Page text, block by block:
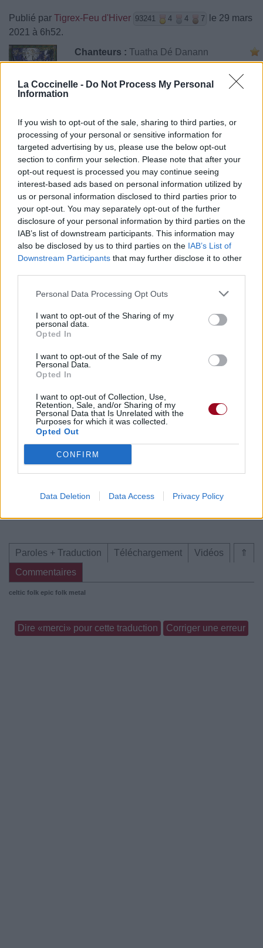
La Coccinelle - Do Not Process My Personal
Information
If you wish to opt-out of the sale, sharing to third parties, or
processing of your personal or sensitive information for
targeted advertising by us, please use the below opt-out
section to confirm your selection. Please note that after your
opt-out request is processed you may continue seeing
interest-based ads based on personal information utilized by
us or personal information disclosed to third parties prior to
your opt-out. You may separately opt-out of the further
disclosure of your personal information by third parties on the
IAB’s list of downstream participants. This information may
also be disclosed by us to third parties on the IAB’s List of
Downstream Participants that may further disclose it to other
Personal Data Processing Opt Outs
I want to opt-out of the Sharing of my
personal data.
Opted In
I want to opt-out of the Sale of my
Personal Data.
Opted In
I want to opt-out of Collection, Use,
Retention, Sale, and/or Sharing of my
Personal Data that Is Unrelated with the
Purposes for which it was collected.
Opted Out
CONFIRM
Data Deletion Data Access Privacy Policy
Publié par Tigrex-Feu d'Hiver 93241 4 4 7
le 29 mars
2021 à 6h52.
Chanteurs : Tuatha Dé Danann
Paroles + Traduction Téléchargement
Vidéos
Commentaires
Pour prolonger le plaisir musical :
Vous aimez chanter, apprenez la guitare chez
Télécharger légalement les MP3 sur
Télécharger légalement les MP3 ou trouver le CD sur
Trouver un instrument de musique ou une partition au
Commentaires
Voir la vidéo de «Vercingetorix»
⇑
Paroles + Traduction Téléchargement
Vidéos
Commentaires
celtic folk epic folk metal
Dire «merci» pour cette traduction Corriger une erreur